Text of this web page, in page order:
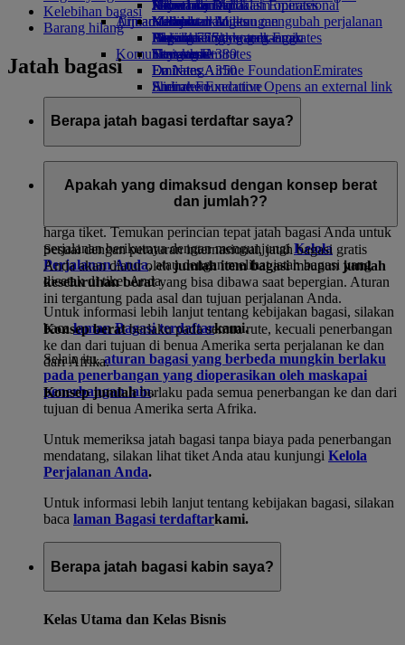
Minuman
Armada kami
Boeing 777
Emirates A380
Emirates A350
Emirates Executive
Denah kursi
Hiburan anak
Mainan anak
Aktivitas untuk anak-anak
Keberlanjutan dalam operasional
Kebijakan lingkungan
Laporan lingkungan
Komunitas kami
Emirates Airline FoundationEmirates
Airline Foundation Opens an external link
in a new tab
Sponsor
Jakarta ke Dubai
Tujuan terbaru
Helsinki
Hangzhou
Da Nang
Shenzhen
Siem Reap
Skywards Rail
Kalkulator Miles
Masuk ke Skywards Emirates
Skywards+
Ponsel dan Aplikasi Emirates
Membatalkan atau mengubah perjalanan
Perjalanan yang terganggu
Tentang Emirates
Kelebihan bagasi
Barang hilang
Jatah bagasi
Berapa jatah bagasi terdaftar saya?
banyak di dunia.
harga tiket. Temukan perincian tepat jatah bagasi Anda untuk
perjalanan berikutnya dengan mengunjungiKelola
Perjalanan Anda, atau dengan melihat jatah bagasi yang
dicetak di tiket Anda.
Untuk informasi lebih lanjut tentang kebijakan bagasi, silakan
bacalaman Bagasi terdaftarkami.
Selain itu,aturan bagasi yang berbeda mungkin berlaku
pada penerbangan yang dioperasikan oleh maskapai
penerbangan lain.
Apakah yang dimaksud dengan konsep berat
dan jumlah??
Sesuai dengan peraturan internasional, jatah bagasi gratis
Anda akan diatur olehjumlah item bagasimaupun jumlah
keseluruhan beratyang bisa dibawa saat bepergian. Aturan
ini tergantung pada asal dan tujuan perjalanan Anda.
Konsep beratberlaku pada semua rute, kecuali penerbangan
ke dan dari tujuan di benua Amerika serta perjalanan ke dan
dari Afrika.
Konsep jumlahberlaku pada semua penerbangan ke dan dari
tujuan di benua Amerika serta Afrika.
Untuk memeriksa jatah bagasi tanpa biaya pada penerbangan
mendatang, silakan lihat tiket Anda atau kunjungi Kelola
Perjalanan Anda.
Untuk informasi lebih lanjut tentang kebijakan bagasi, silakan
baca laman Bagasi terdaftarkami.
Berapa jatah bagasi kabin saya?
Kelas Utama dan Kelas Bisnis